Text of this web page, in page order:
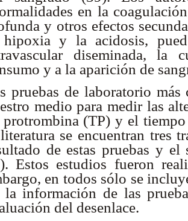
en la
y otros efectos
y la acidosis,
diseminada, la
y a la aparición de
pruebas de laboratorio
medio para medir las
protrombina (TP) y el
se encuentran tres
de estas pruebas y el
Estos estudios fueron
en todos sólo se
la información de las
del desenlace.